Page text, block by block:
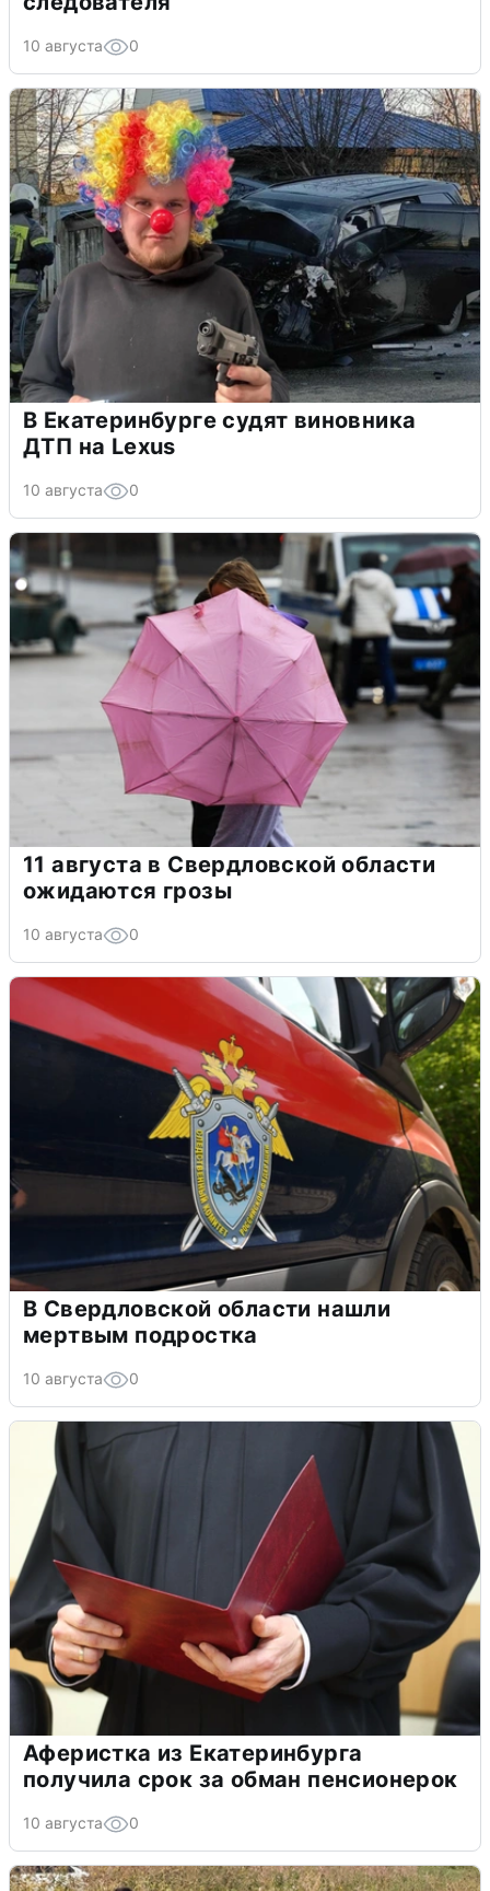
10 августа 0
В Екатеринбурге судят виновника
ДТП на Lexus
10 августа 0
11 августа в Свердловской области
ожидаются грозы
10 августа 0
В Свердловской области нашли
мертвым подростка
10 августа 0
Аферистка из Екатеринбурга
получила срок за обман пенсионерок
10 августа 0